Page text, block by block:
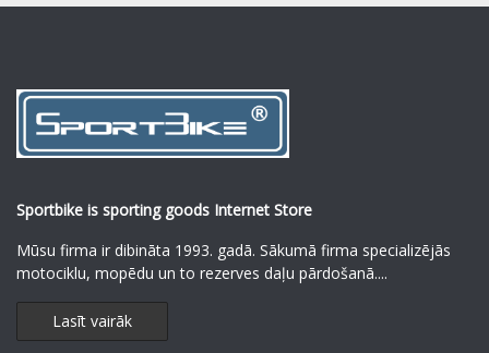
Sportbike is sporting goods Internet Store
Mūsu firma ir dibināta 1993. gadā. Sākumā firma specializējās
motociklu, mopēdu un to rezerves daļu pārdošanā....
Lasīt vairāk